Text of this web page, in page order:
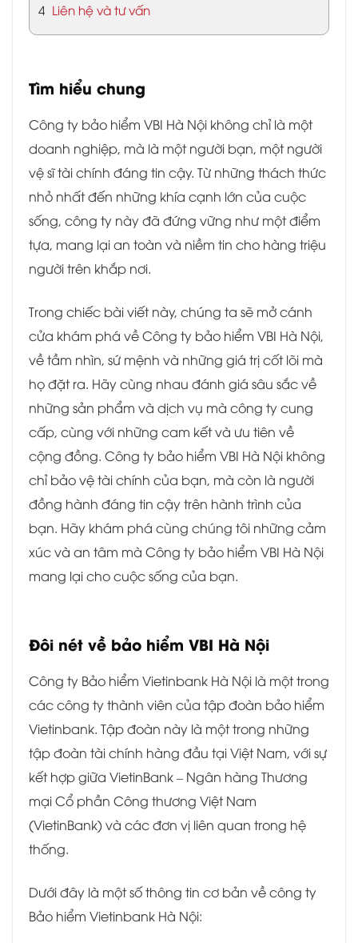
4 Liên hệ và tư vấn
Tìm hiểu chung
Công ty bảo hiểm VBI Hà Nội không chỉ là một
doanh nghiệp, mà là một người bạn, một người
vệ sĩ tài chính đáng tin cậy. Từ những thách thức
nhỏ nhất đến những khía cạnh lớn của cuộc
sống, công ty này đã đứng vững như một điểm
tựa, mang lại an toàn và niềm tin cho hàng triệu
người trên khắp nơi.
Trong chiếc bài viết này, chúng ta sẽ mở cánh
cửa khám phá về Công ty bảo hiểm VBI Hà Nội,
về tầm nhìn, sứ mệnh và những giá trị cốt lõi mà
họ đặt ra. Hãy cùng nhau đánh giá sâu sắc về
những sản phẩm và dịch vụ mà công ty cung
cấp, cùng với những cam kết và ưu tiên về
cộng đồng. Công ty bảo hiểm VBI Hà Nội không
chỉ bảo vệ tài chính của bạn, mà còn là người
đồng hành đáng tin cậy trên hành trình của
bạn. Hãy khám phá cùng chúng tôi những cảm
xúc và an tâm mà Công ty bảo hiểm VBI Hà Nội
mang lại cho cuộc sống của bạn.
Đôi nét về bảo hiểm VBI Hà Nội
Công ty Bảo hiểm Vietinbank Hà Nội là một trong
các công ty thành viên của tập đoàn bảo hiểm
Vietinbank. Tập đoàn này là một trong những
tập đoàn tài chính hàng đầu tại Việt Nam, với sự
kết hợp giữa VietinBank – Ngân hàng Thương
mại Cổ phần Công thương Việt Nam
(VietinBank) và các đơn vị liên quan trong hệ
thống.
Dưới đây là một số thông tin cơ bản về công ty
Bảo hiểm Vietinbank Hà Nội: